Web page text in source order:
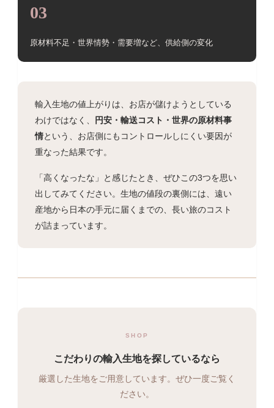
03
原材料不足・世界情勢・需要増など、供給側の変化
輸入生地の値上がりは、お店が儲けようとしている
わけではなく、
円安・輸送コスト・世界の原材料事
情という、お店側にもコントロールしにくい要因が
重なった結果です。
「高くなったな」と感じたとき、ぜひこの3つを思い
出してみてください。生地の値段の裏側には、遠い
産地から日本の手元に届くまでの、長い旅のコスト
が詰まっています。
SHOP
こだわりの輸入生地を探しているなら
厳選した生地をご用意しています。ぜひ一度ご覧く
ださい。